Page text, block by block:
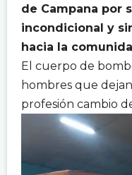
de Campana por
incondicional y
hacia la
El cuerpo de
hombres que
profesión cambio